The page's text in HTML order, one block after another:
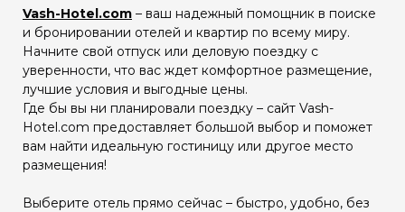
Vash-Hotel.com – ваш надежный помощник в поиске
и бронировании отелей и квартир по всему миру.
Начните свой отпуск или деловую поездку с
уверенности, что вас ждет комфортное размещение,
лучшие условия и выгодные цены.
Где бы вы ни планировали поездку – сайт Vash-
Hotel.com предоставляет большой выбор и поможет
вам найти идеальную гостиницу или другое место
размещения!
Выберите отель прямо сейчас – быстро, удобно, без